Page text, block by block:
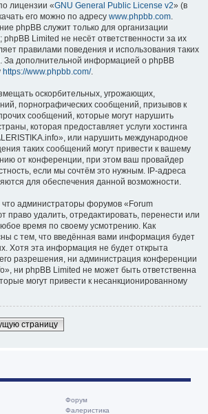
лицензии «GNU General Public License v2» (в
его можно по адресу www.phpbb.com.
phpBB служит только для организации
Limited не несёт ответственности за их
правилами поведения и использования таких
За дополнительной информацией о phpBB
https://www.phpbb.com/.
оскорбительных, угрожающих,
порнографических сообщений, призывов к
сообщений, которые могут нарушить
которая предоставляет услуги хостинга
или нарушить международное
таких сообщений могут привести к вашему
от конференции, при этом ваш провайдер
если мы сочтём это нужным. IP-адреса
для обеспечения данной возможности.
что администраторы форумов «Forum
право удалить, отредактировать, перенести или
время по своему усмотрению. Как
с тем, что введённая вами информация будет
Хотя эта информация не будет открыта
разрешения, ни администрация конференции
ни phpBB Limited не может быть ответственна
могут привести к несанкционированному
страницу
Форум
Фалеристика